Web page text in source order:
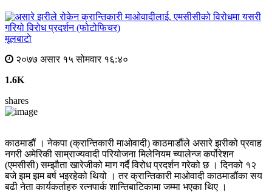
मूलबाटाे
२०७७ असार १५ सोमवार १६:४०
1.6K
shares
काठमाडौं । नेकपा (क्रान्तिकारी माओवादी) काठमाडौंले असारे झरीको प्रवाह
नगरी अमेरिकी साम्राज्यवादी परियोजना मिलेनियम च्यालेन्ज कर्पोरेशन
(एमसीसी) सम्झौता खारेजीको माग गर्दै विरोध प्रदर्शन गरेको छ । दिनको १२
बजे झम झम बर्ष भइरहेको थियो । तर क्रान्तिकारी माओवादी काठमाडौंका सय
बढी नेता कार्यकर्ताहरु रत्नपार्क शान्तिबाटिकामा जम्मा भएका थिए ।